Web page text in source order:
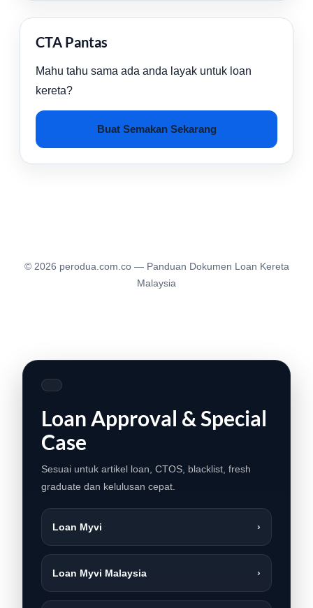
CTA Pantas
Mahu tahu sama ada anda layak untuk loan
kereta?
Buat Semakan Sekarang
© 2026 perodua.com.co — Panduan Dokumen Loan Kereta
Malaysia
Loan Approval & Special
Case
Sesuai untuk artikel loan, CTOS, blacklist, fresh
graduate dan kelulusan cepat.
Loan Myvi ›
Loan Myvi Malaysia ›